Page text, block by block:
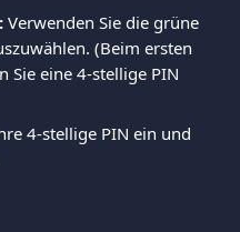
Verwenden Sie die grüne
(Beim ersten
Sie eine 4-stellige PIN
4-stellige PIN ein und